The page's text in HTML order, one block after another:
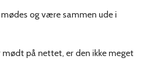
og være sammen ude i
på nettet, er den ikke meget